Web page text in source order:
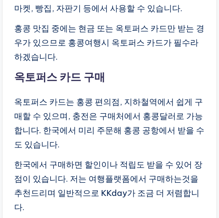
마켓, 빵집, 자판기 등에서 사용할 수 있습니다.
홍콩 맛집 중에는 현금 또는 옥토퍼스 카드만 받는 경
우가 있으므로 홍콩여행시 옥토퍼스 카드가 필수라
하겠습니다.
옥토퍼스 카드 구매
옥토퍼스 카드는 홍콩 편의점, 지하철역에서 쉽게 구
매할 수 있으며, 충전은 구매처에서 홍콩달러로 가능
합니다. 한국에서 미리 주문해 홍콩 공항에서 받을 수
도 있습니다.
한국에서 구매하면 할인이나 적립도 받을 수 있어 장
점이 있습니다. 저는 여행플랫폼에서 구매하는것을
추천드리며 일반적으로 KKday가 조금 더 저렴합니
다.